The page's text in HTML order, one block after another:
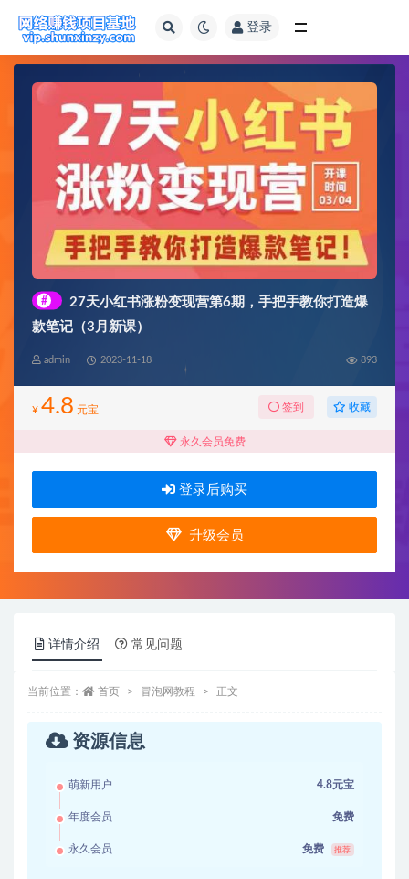
登录
#
27天小红书涨粉变现营第6期，手把手教你打造爆
款笔记（3月新课）
admin 2023-11-18 893
¥ 4.8 元宝 签到 收藏
永久会员免费
登录后购买
升级会员
详情介绍 常见问题
当前位置： 首页 冒泡网教程 正文
资源信息
萌新用户 4.8元宝
年度会员 免费
永久会员 免费 推荐